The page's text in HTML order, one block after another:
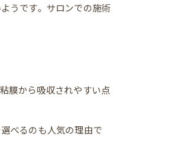
うです。サロンでの施術
膜から吸収されやすい点
べるのも人気の理由で